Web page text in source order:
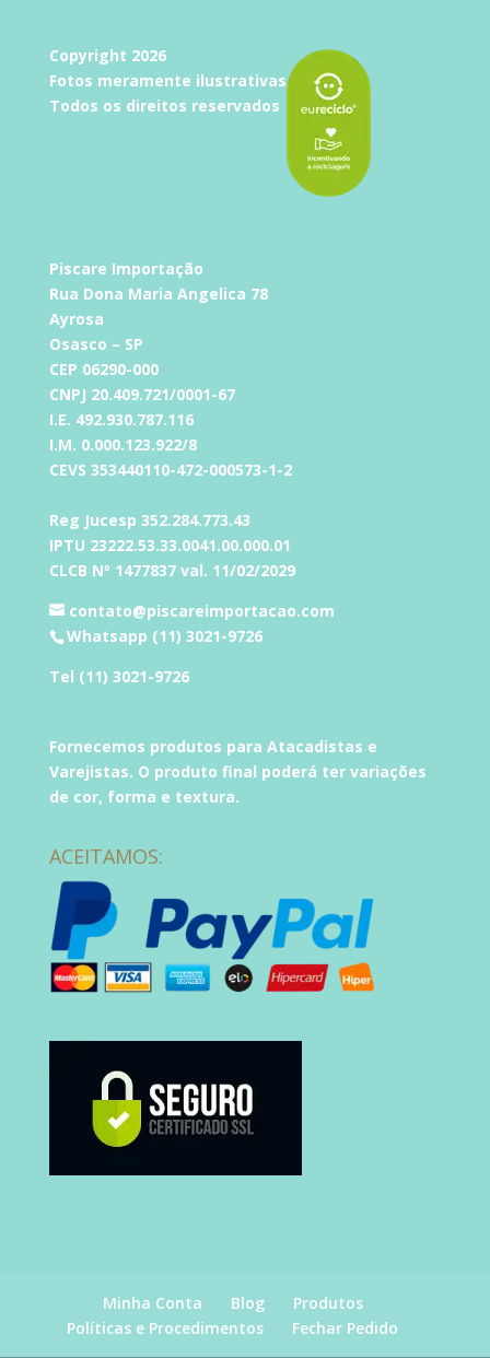
Copyright 2026
Fotos meramente ilustrativas
Todos os direitos reservados
Piscare Importação
Rua Dona Maria Angelica 78
Ayrosa
Osasco – SP
CEP 06290-000
CNPJ 20.409.721/0001-67
I.E. 492.930.787.116
I.M. 0.000.123.922/8
CEVS 353440110-472-000573-1-2
Reg Jucesp 352.284.773.43
IPTU 23222.53.33.0041.00.000.01
CLCB Nº 1477837 val. 11/02/2029
contato@piscareimportacao.com
Whatsapp (11) 3021-9726
Tel (11) 3021-9726
Fornecemos produtos para Atacadistas e
Varejistas. O produto final poderá ter variações
de cor, forma e textura.
ACEITAMOS:
Minha Conta Blog
Produtos
Políticas e Procedimentos
Fechar Pedido